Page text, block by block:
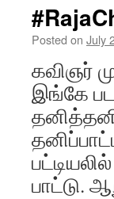
Posted on July
கவிஞர்
இங்கே
பாட்டு.